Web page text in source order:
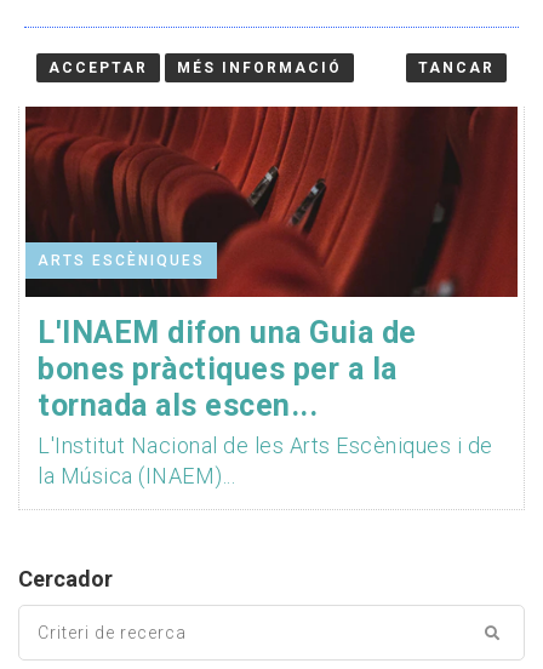
ARTS ESCÈNIQUES
L'INAEM difon una Guia de
bones pràctiques per a la
tornada als escen...
L'Institut Nacional de les Arts Escèniques i de
la Música (INAEM)...
Cercador
ACCEPTAR MÉS INFORMACIÓ TANCAR